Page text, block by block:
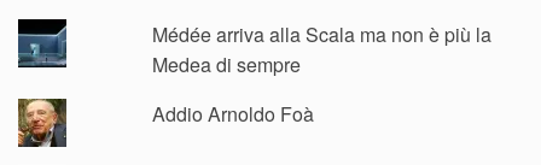
Médée arriva alla Scala ma non è più la
Medea di sempre
Addio Arnoldo Foà